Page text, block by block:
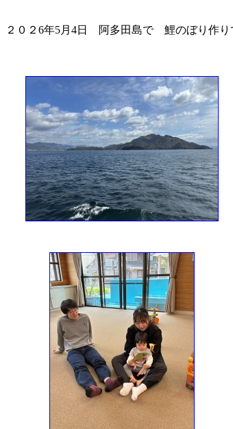
２０２6年5月4日 阿多田島で 鯉のぼり作り